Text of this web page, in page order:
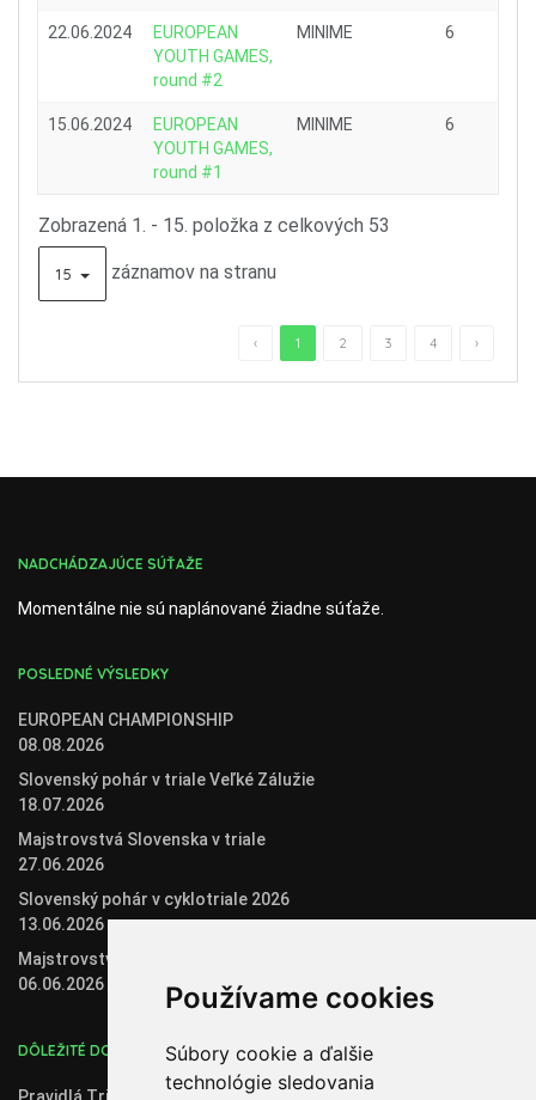
Používame cookies
Súbory cookie a ďalšie
technológie sledovania
22.06.2024
EUROPEAN
YOUTH GAMES,
round #2
MINIME 6
15.06.2024
EUROPEAN
YOUTH GAMES,
round #1
MINIME 6
Zobrazená 1. - 15. položka z celkových 53
15 záznamov na stranu
‹ 1 2 3 4 ›
NADCHÁDZAJÚCE SÚŤAŽE
Momentálne nie sú naplánované žiadne súťaže.
POSLEDNÉ VÝSLEDKY
EUROPEAN CHAMPIONSHIP
08.08.2026
Slovenský pohár v triale Veľké Zálužie
18.07.2026
Majstrovstvá Slovenska v triale
27.06.2026
Slovenský pohár v cyklotriale 2026
13.06.2026
Majstrovstvá Slovenska v biketriale
06.06.2026
DÔLEŽITÉ DOKUMENTY